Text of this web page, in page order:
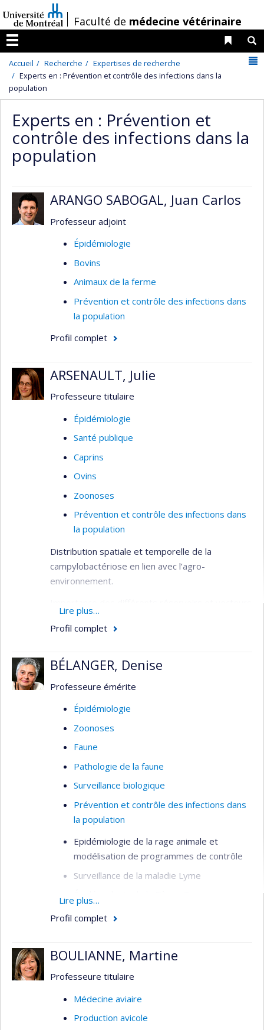
au
contenu
/Faculté de médecine vétérinaire
Menu
Liens
Accueil Recherche
Expertises de recherche
Experts en : Prévention et contrôle des infections dans la
population
Experts en : Prévention et
contrôle des infections dans la
population
ARANGO SABOGAL, Juan Carlos
Professeur adjoint
Épidémiologie
Bovins
Animaux de la ferme
Prévention et contrôle des infections dans
la population
Profil complet
ARSENAULT, Julie
Professeure titulaire
Épidémiologie
Santé publique
Caprins
Ovins
Zoonoses
Prévention et contrôle des infections dans
la population
Distribution spatiale et temporelle de la
campylobactériose en lien avec l’agro-
environnement.
dans l’épidémiologie de la fièvre Q et méthodes
de contrôle.
infectieuses dans les élevages de petitis
ruminants.
Distribution spatiale des maladies zoonotiques
Lire plus…
Profil complet
BÉLANGER, Denise
Professeure émérite
Épidémiologie
Zoonoses
Faune
Pathologie de la faune
Surveillance biologique
Prévention et contrôle des infections dans
la population
Epidémiologie de la rage animale et
modélisation de programmes de contrôle
Surveillance de la maladie Lyme
Épidémiologie de la Fièvre Q
Lire plus…
Profil complet
BOULIANNE, Martine
Professeure titulaire
Médecine aviaire
Production avicole